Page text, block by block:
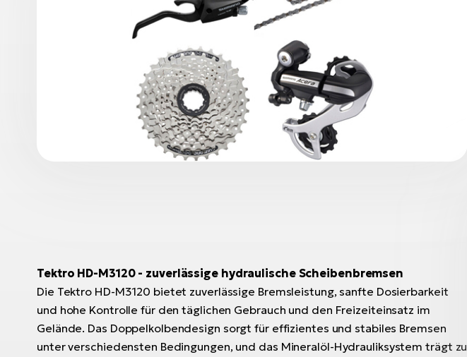
Tektro HD-M3120 - zuverlässige hydraulische Scheibenbremsen
Die Tektro HD-M3120 bietet zuverlässige Bremsleistung, sanfte Dosierbarkeit
und hohe Kontrolle für den täglichen Gebrauch und den Freizeiteinsatz im
Gelände. Das Doppelkolbendesign sorgt für effizientes und stabiles Bremsen
unter verschiedensten Bedingungen, und das Mineralöl-Hydrauliksystem trägt zu